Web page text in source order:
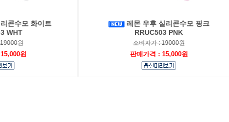
콘수모 화이트
WHT
원
원
레몬 우후 실리콘수모 핑크
RRUC503 PNK
소비자가 : 19000원
판매가격 : 15,000원